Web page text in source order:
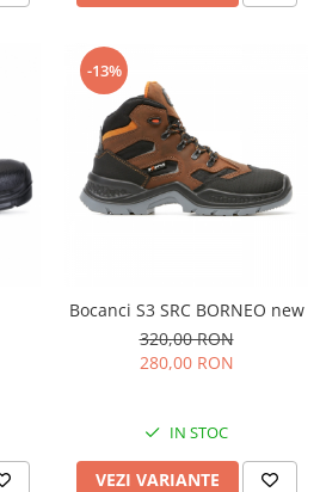
-13%
Bocanci S3 SRC BORNEO new
320,00 RON
280,00 RON
IN STOC
VEZI VARIANTE